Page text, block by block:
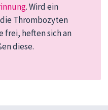
. Wird ein
Thrombozyten
heften sich an
diese.